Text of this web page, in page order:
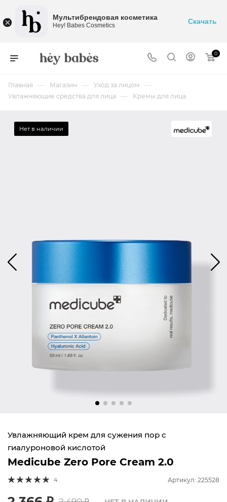
0
Главная — Магазин — Уход за лицом —
Увлажняющие средства для лица — Кремы для лица
Нет в наличии
Увлажняющий крем для сужения пор с
гиалуроновой кислотой
Medicube Zero Pore Cream 2.0
4 Артикул: 225528
Мультибрендовая косметика
Hey! Babes Cosmetics Скачать